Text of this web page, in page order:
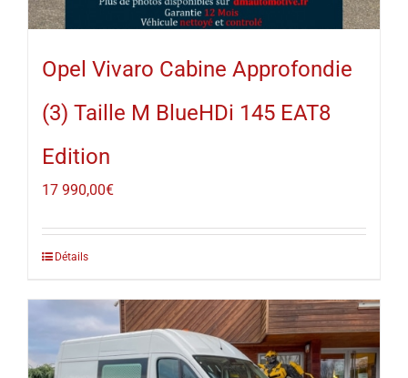
Opel Vivaro Cabine Approfondie
(3) Taille M BlueHDi 145 EAT8
Edition
17 990,00€
Détails